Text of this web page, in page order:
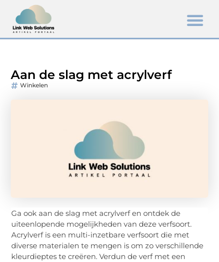
Aan de slag met acrylverf
Winkelen
Ga ook aan de slag met acrylverf en ontdek de
uiteenlopende mogelijkheden van deze verfsoort.
Acrylverf is een multi-inzetbare verfsoort die met
diverse materialen te mengen is om zo verschillende
kleurdieptes te creëren. Verdun de verf met een